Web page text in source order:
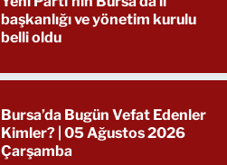
başkanlığı ve yönetim kurulu
belli oldu
Bursa’da Bugün Vefat Edenler
Kimler? | 05 Ağustos 2026
Çarşamba